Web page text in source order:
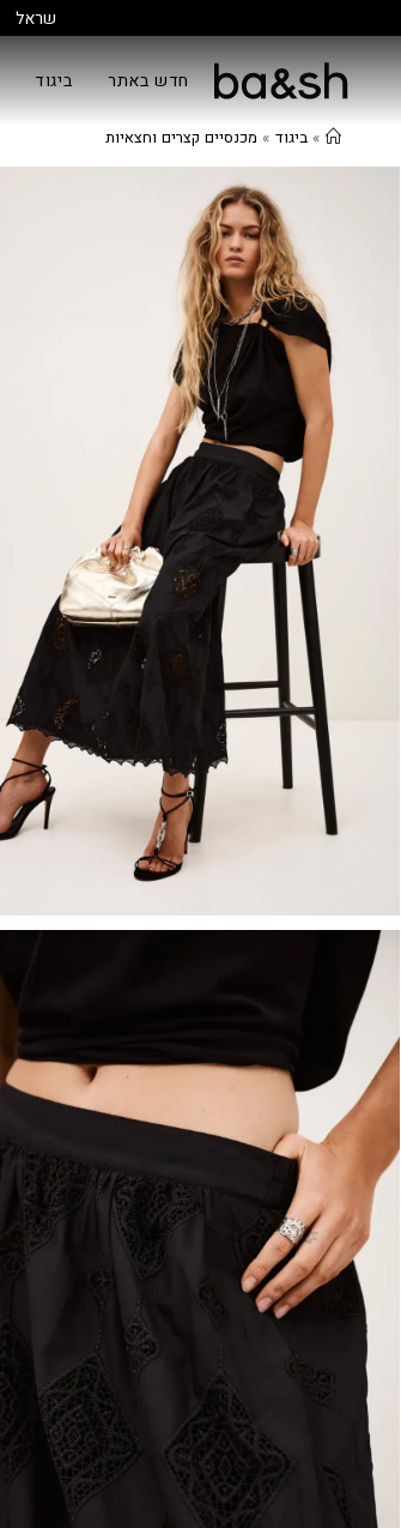
חדש באתר ביגוד
» ביגוד » מכנסיים קצרים וחצאיות